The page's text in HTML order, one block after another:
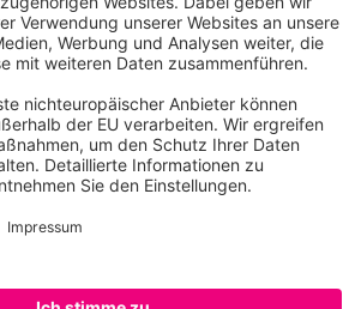
Bundesregierung scheint die
aktuell noch weitestgehend
Am Beispiel des katastrophalen
haben wir
Änderungen und
möglich sind. Dafür müssen wir
unterstützen, die mit uns auf